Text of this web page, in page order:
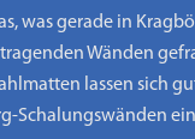
was gerade in
Wänden
lassen sich
Schalungswänden